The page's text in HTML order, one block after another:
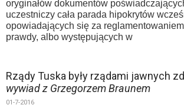
oryginałów dokumentów
uczestniczy cała parada hipokrytów
opowiadających się za
prawdy, albo występujących w
Rządy Tuska były rządami jawnych
wywiad z Grzegorzem Braunem
01-7-2016